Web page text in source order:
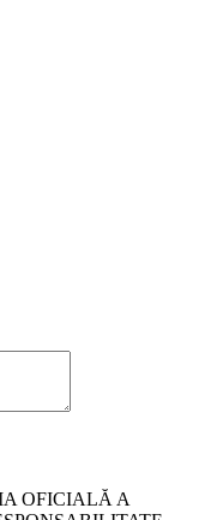
OFICIALĂ A